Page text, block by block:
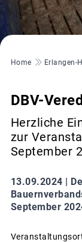
Pfadnavigation
Home Erlangen-
DBV-
Herzliche
zur
September
13.09.2024 |
September